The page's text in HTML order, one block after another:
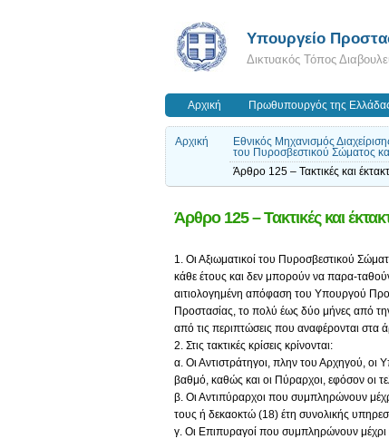
Υπουργείο
Δικτυακός Τόπος
Αρχική Πρωθυπουργός της
Αρχική
Εθνικός Μηχανισμός
του Πυροσβεστικού Σώματος και
Άρθρο 125 – Τακτικές και
Άρθρο 125 – Τακτικές και
1. Οι Αξιωματικοί του Πυροσβεστικού
κάθε έτους και δεν μπορούν να παρα-
αιτιολογημένη απόφαση του Υπουργού
Προστασίας, το πολύ έως δύο μήνες από
από τις περιπτώσεις που αναφέρονται
2. Στις τακτικές κρίσεις κρίνονται:
α. Οι Αντιστράτηγοι, πλην του Αρχηγού, οι
βαθμό, καθώς και οι Πύραρχοι, εφόσον οι
β. Οι Αντιπύραρχοι που συμπληρώνουν
τους ή δεκαοκτώ (18) έτη συνολικής
γ. Οι Επιπυραγοί που συμπληρώνουν μέχρι